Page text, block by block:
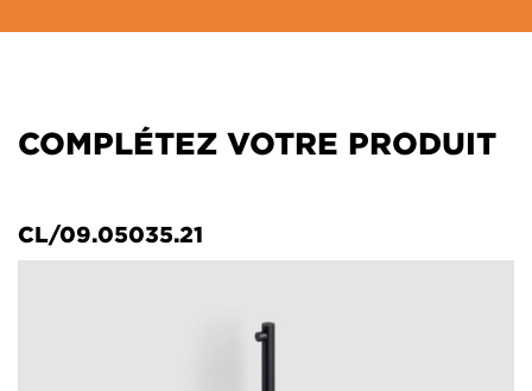
COMPLÉTEZ VOTRE PRODUIT
CL/09.05035.21